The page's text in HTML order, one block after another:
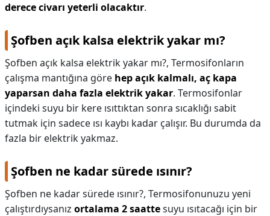
derece civarı yeterli olacaktır.
Şofben açık kalsa elektrik yakar mı?
Şofben açık kalsa elektrik yakar mı?, Termosifonların
çalışma mantığına göre hep açık kalmalı, aç kapa
yaparsan daha fazla elektrik yakar. Termosifonlar
içindeki suyu bir kere ısıttıktan sonra sıcaklığı sabit
tutmak için sadece ısı kaybı kadar çalışır. Bu durumda da
fazla bir elektrik yakmaz.
Şofben ne kadar sürede ısınır?
Şofben ne kadar sürede ısınır?, Termosifonunuzu yeni
çalıştırdıysanız ortalama 2 saattesuyu ısıtacağı için bir